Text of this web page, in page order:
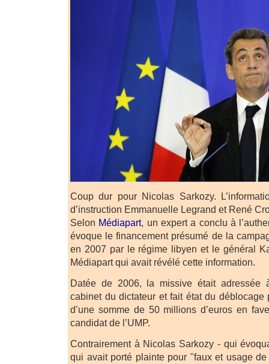
Coup dur pour Nicolas Sarkozy.
d’instruction Emmanuelle Legrand et René
Selon Médiapart, un expert a conclu à
évoque le financement présumé de la
en 2007 par le régime libyen et le général
Médiapart qui avait révélé cette information.
Datée de 2006, la missive était adressée
cabinet du dictateur et fait état du
d’une somme de 50 millions d’euros en
candidat de l’UMP.
Contrairement à Nicolas Sarkozy - qui
qui avait porté plainte pour "faux et usage de